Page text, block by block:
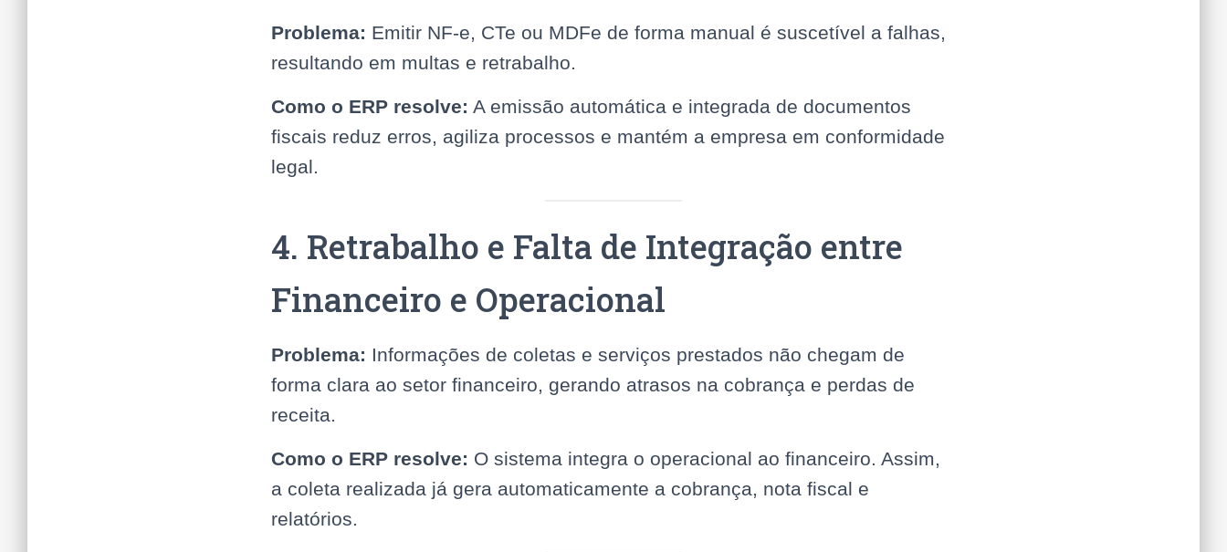
Problema: Emitir NF-e, CTe ou MDFe de forma manual é suscetível a falhas,
resultando em multas e retrabalho.
Como o ERP resolve: A emissão automática e integrada de documentos
fiscais reduz erros, agiliza processos e mantém a empresa em conformidade
legal.
4. Retrabalho e Falta de Integração entre
Financeiro e Operacional
Problema: Informações de coletas e serviços prestados não chegam de
forma clara ao setor financeiro, gerando atrasos na cobrança e perdas de
receita.
Como o ERP resolve: O sistema integra o operacional ao financeiro. Assim,
a coleta realizada já gera automaticamente a cobrança, nota fiscal e
relatórios.